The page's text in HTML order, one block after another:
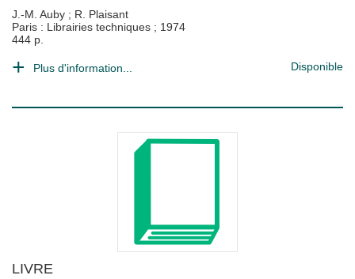
J.-M. Auby ; R. Plaisant
Paris : Librairies techniques ; 1974
444 p.
Plus d'information... Disponible
LIVRE